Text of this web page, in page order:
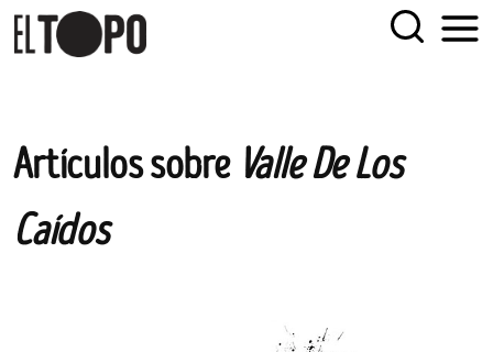
Skip
to
content
Artículos sobre Valle De Los
Caídos